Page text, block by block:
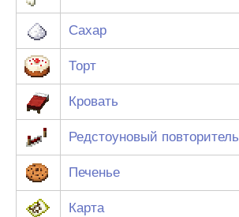
Сахар
Торт
Кровать
Редстоуновый повторитель
Печенье
Карта